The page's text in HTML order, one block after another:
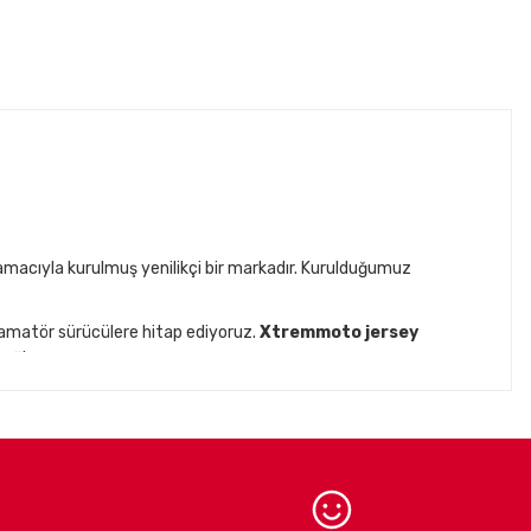
kurulmuş yenilikçi bir markadır. Kurulduğumuz
sürücülere hitap ediyoruz. Xtremmoto jersey